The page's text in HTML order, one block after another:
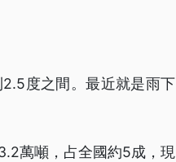
度之間。最近就是雨下
萬噸，占全國約5成，現